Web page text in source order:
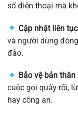
số điện thoại mà
Cập nhật liên tục
và người dùng
đảo.
Bảo vệ bản
cuộc gọi quấy rối,
hay công an.